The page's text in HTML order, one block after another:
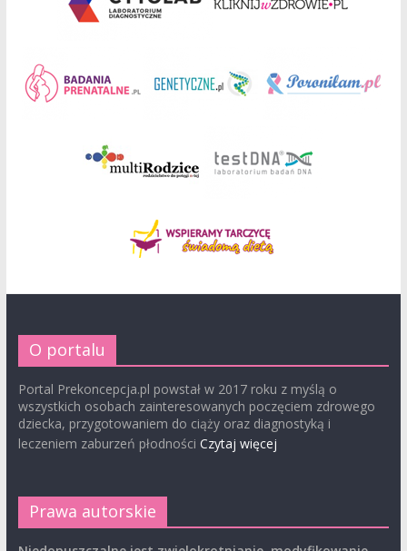
O portalu
Portal Prekoncepcja.pl powstał w 2017 roku z myślą o
wszystkich osobach zainteresowanych poczęciem zdrowego
dziecka, przygotowaniem do ciąży oraz diagnostyką i
leczeniem zaburzeń płodności Czytaj więcej
Prawa autorskie